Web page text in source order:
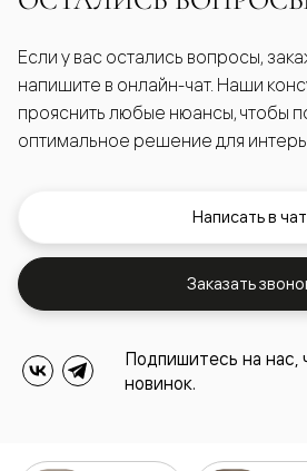
Если у вас остались вопросы,
напишите в онлайн-чат. Наши
прояснить любые нюансы, чтобы
оптимальное решение для
Написать в чат
Заказать
Подпишитесь на нас,
новинок.